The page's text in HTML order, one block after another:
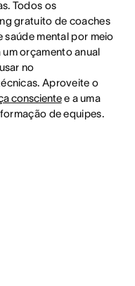
Todos os
gratuito de coaches
mental por meio
orçamento anual
no
Aproveite o
conscientee a uma
de equipes.